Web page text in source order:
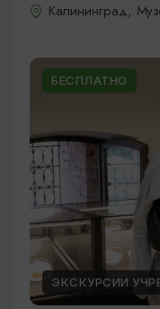
Калининград,
БЕСПЛАТНО
ЭКСКУРСИИ